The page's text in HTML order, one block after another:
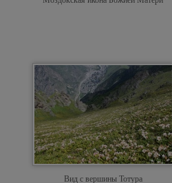
Вид с вершины Тотура